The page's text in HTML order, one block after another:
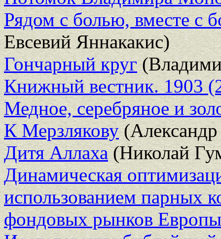
Рядом с болью, вместе с
Евсевий Яннакакис)
Гончарный круг
Книжный вестник. 1903
Медное, серебряное и
К Мерзлякову
Дитя Аллаха(Николай
Динамическая
использованием парных
фондовых рынков Европы